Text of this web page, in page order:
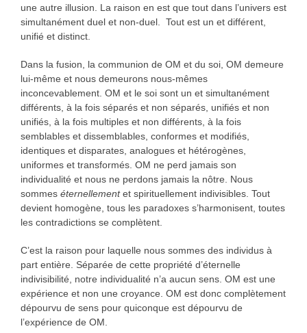
une autre illusion. La raison en est que tout dans l’univers est
simultanément duel et non-duel. Tout est un et différent,
unifié et distinct.
Dans la fusion, la communion de OM et du soi, OM demeure
lui-même et nous demeurons nous-mêmes
inconcevablement. OM et le soi sont un et simultanément
différents, à la fois séparés et non séparés, unifiés et non
unifiés, à la fois multiples et non différents, à la fois
semblables et dissemblables, conformes et modifiés,
identiques et disparates, analogues et hétérogènes,
uniformes et transformés. OM ne perd jamais son
individualité et nous ne perdons jamais la nôtre. Nous
sommes éternellementet spirituellement indivisibles. Tout
devient homogène, tous les paradoxes s’harmonisent, toutes
les contradictions se complètent.
C’est la raison pour laquelle nous sommes des individus à
part entière. Séparée de cette propriété d’éternelle
indivisibilité, notre individualité n’a aucun sens. OM est une
expérience et non une croyance. OM est donc complètement
dépourvu de sens pour quiconque est dépourvu de
l’expérience de OM.